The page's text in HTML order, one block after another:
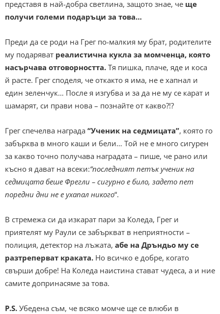
представя в най-добра светлина, защото знае, че ще
получи големи подаръци за това…
Преди да се роди на Грег по-малкия му брат, родителите
му подаряват реалистична кукла за момченца, която
насърчава отговорността. Тя пишка, плаче, яде и коса
й расте. Грег споделя, че откакто я има, не е хапнал и
един зеленчук… После я изгубва и за да не му се карат и
шамарят, си прави нова – познайте от какво?!?
Грег спечелва награда “Ученик на седмицата”, която го
забърква в много каши и бели… Той не е много сигурен
за какво точно получава наградата – пише, че рано или
късно я дават на всеки:“последният петък ученик на
седмицата беше Фрегли – сигурно е било, задето пет
поредни дни не е ухапал никого“.
В стремежа си да изкарат пари за Коледа, Грег и
приятелят му Раули се забъркват в неприятности –
полиция, детектор на лъжата, абе на Дръндьо му се
разтреперват краката. Но всичко е добре, когато
свърши добре! На Коледа наистина стават чудеса, а и ние
самите допринасяме за това.
P.S. Убедена съм, че всяко момче ще се влюби в